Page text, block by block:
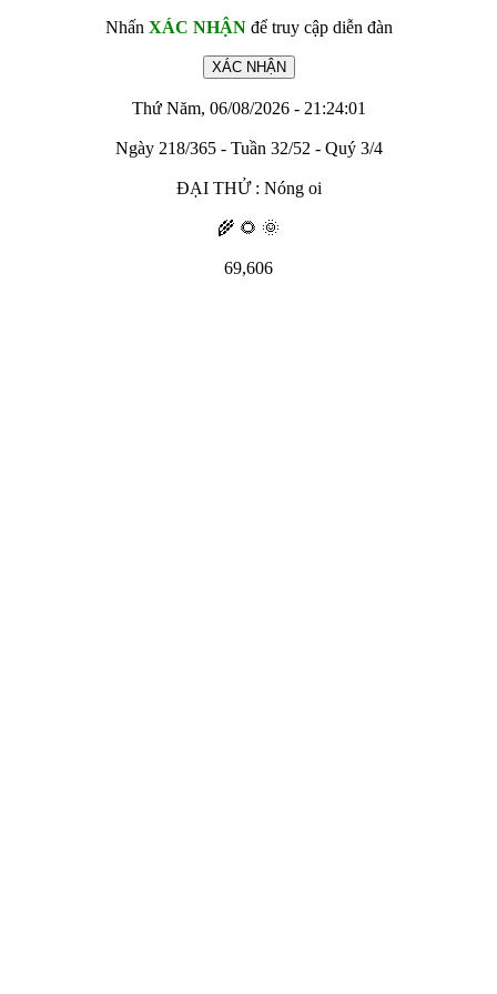
Nhấn XÁC NHẬNđể truy cập diễn đàn
Thứ Năm, 06/08/2026 - 21:24:01
Ngày 218/365 - Tuần 32/52 - Quý 3/4
ĐẠI THỬ : Nóng oi
🌾 🌻 🌞
69,606